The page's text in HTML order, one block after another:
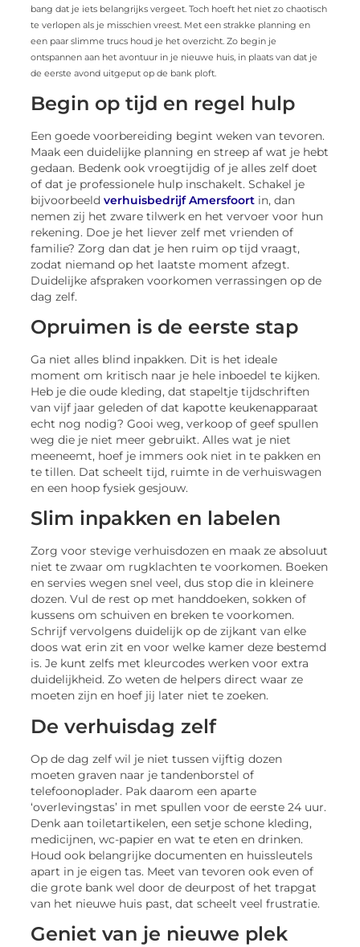
bang dat je iets belangrijks vergeet. Toch hoeft het niet zo chaotisch
te verlopen als je misschien vreest. Met een strakke planning en
een paar slimme trucs houd je het overzicht. Zo begin je
ontspannen aan het avontuur in je nieuwe huis, in plaats van dat je
de eerste avond uitgeput op de bank ploft.
Begin op tijd en regel hulp
Een goede voorbereiding begint weken van tevoren.
Maak een duidelijke planning en streep af wat je hebt
gedaan. Bedenk ook vroegtijdig of je alles zelf doet
of dat je professionele hulp inschakelt. Schakel je
bijvoorbeeldverhuisbedrijf Amersfoort in, dan
nemen zij het zware tilwerk en het vervoer voor hun
rekening. Doe je het liever zelf met vrienden of
familie? Zorg dan dat je hen ruim op tijd vraagt,
zodat niemand op het laatste moment afzegt.
Duidelijke afspraken voorkomen verrassingen op de
dag zelf.
Opruimen is de eerste stap
Ga niet alles blind inpakken. Dit is het ideale
moment om kritisch naar je hele inboedel te kijken.
Heb je die oude kleding, dat stapeltje tijdschriften
van vijf jaar geleden of dat kapotte keukenapparaat
echt nog nodig? Gooi weg, verkoop of geef spullen
weg die je niet meer gebruikt. Alles wat je niet
meeneemt, hoef je immers ook niet in te pakken en
te tillen. Dat scheelt tijd, ruimte in de verhuiswagen
en een hoop fysiek gesjouw.
Slim inpakken en labelen
Zorg voor stevige verhuisdozen en maak ze absoluut
niet te zwaar om rugklachten te voorkomen. Boeken
en servies wegen snel veel, dus stop die in kleinere
dozen. Vul de rest op met handdoeken, sokken of
kussens om schuiven en breken te voorkomen.
Schrijf vervolgens duidelijk op de zijkant van elke
doos wat erin zit en voor welke kamer deze bestemd
is. Je kunt zelfs met kleurcodes werken voor extra
duidelijkheid. Zo weten de helpers direct waar ze
moeten zijn en hoef jij later niet te zoeken.
De verhuisdag zelf
Op de dag zelf wil je niet tussen vijftig dozen
moeten graven naar je tandenborstel of
telefoonoplader. Pak daarom een aparte
‘overlevingstas’ in met spullen voor de eerste 24 uur.
Denk aan toiletartikelen, een setje schone kleding,
medicijnen, wc-papier en wat te eten en drinken.
Houd ook belangrijke documenten en huissleutels
apart in je eigen tas. Meet van tevoren ook even of
die grote bank wel door de deurpost of het trapgat
van het nieuwe huis past, dat scheelt veel frustratie.
Geniet van je nieuwe plek